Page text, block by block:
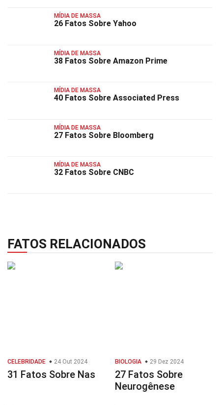
MÍDIA DE MASSA
26 Fatos Sobre Yahoo
MÍDIA DE MASSA
38 Fatos Sobre Amazon Prime
MÍDIA DE MASSA
40 Fatos Sobre Associated Press
MÍDIA DE MASSA
27 Fatos Sobre Bloomberg
MÍDIA DE MASSA
32 Fatos Sobre CNBC
FATOS RELACIONADOS
CELEBRIDADE 24 Out 2024
31 Fatos Sobre Nas
BIOLOGIA 29 Dez 2024
27 Fatos Sobre
Neurogênese